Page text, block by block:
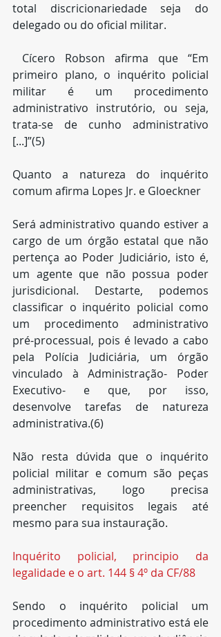
total discricionariedade seja do
delegado ou do oficial militar.
primeiro plano, o inquérito policial
militar é um procedimento
administrativo instrutório, ou seja,
trata-se de cunho administrativo
[...]”(5)
Quanto a natureza do inquérito
comum afirma Lopes Jr. e Gloeckner
Será administrativo quando estiver a
cargo de um órgão estatal que não
pertença ao Poder Judiciário, isto é,
um agente que não possua poder
jurisdicional. Destarte, podemos
classificar o inquérito policial como
um procedimento administrativo
pré-processual, pois é levado a cabo
pela Polícia Judiciária, um órgão
vinculado à Administração- Poder
Executivo- e que, por isso,
desenvolve tarefas de natureza
administrativa.(6)
Não resta dúvida que o inquérito
policial militar e comum são peças
administrativas, logo precisa
preencher requisitos legais até
mesmo para sua instauração.
Inquérito policial, principio da
legalidade e o art. 144 § 4º da CF/88
Sendo o inquérito policial um
procedimento administrativo está ele